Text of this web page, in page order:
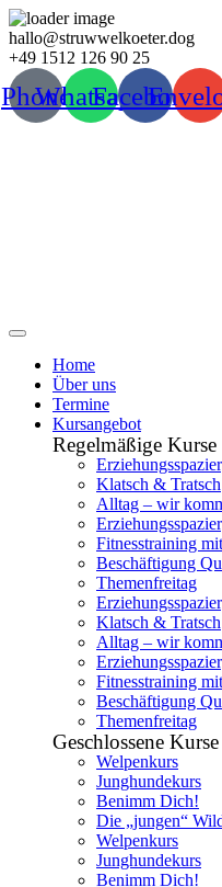
Zum
Inhalt
wechseln
hallo@struwwelkoeter.dog
+49 1512 126 90 25
PhoneWhatsappFacebook
Home
Über uns
Termine
Kursangebot
Regelmäßige Kurse
Klatsch & Tratsch
Alltag – wir
Fitnesstraining
Beschäftigung
Themenfreitag
Klatsch & Tratsch
Alltag – wir
Fitnesstraining
Beschäftigung
Themenfreitag
Geschlossene Kurse
Welpenkurs
Junghundekurs
Benimm Dich!
Die „jungen“
Welpenkurs
Junghundekurs
Benimm Dich!